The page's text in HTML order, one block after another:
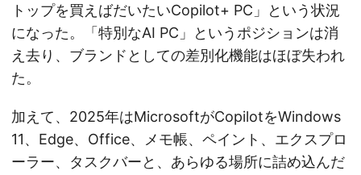
トップを買えばだいたいCopilot+ PC」という状況
になった。「特別なAI PC」というポジションは消
え去り、ブランドとしての差別化機能はほぼ失われ
た。
加えて、2025年はMicrosoftがCopilotをWindows
11、Edge、Office、メモ帳、ペイント、エクスプロ
ーラー、タスクバーと、あらゆる場所に詰め込んだ